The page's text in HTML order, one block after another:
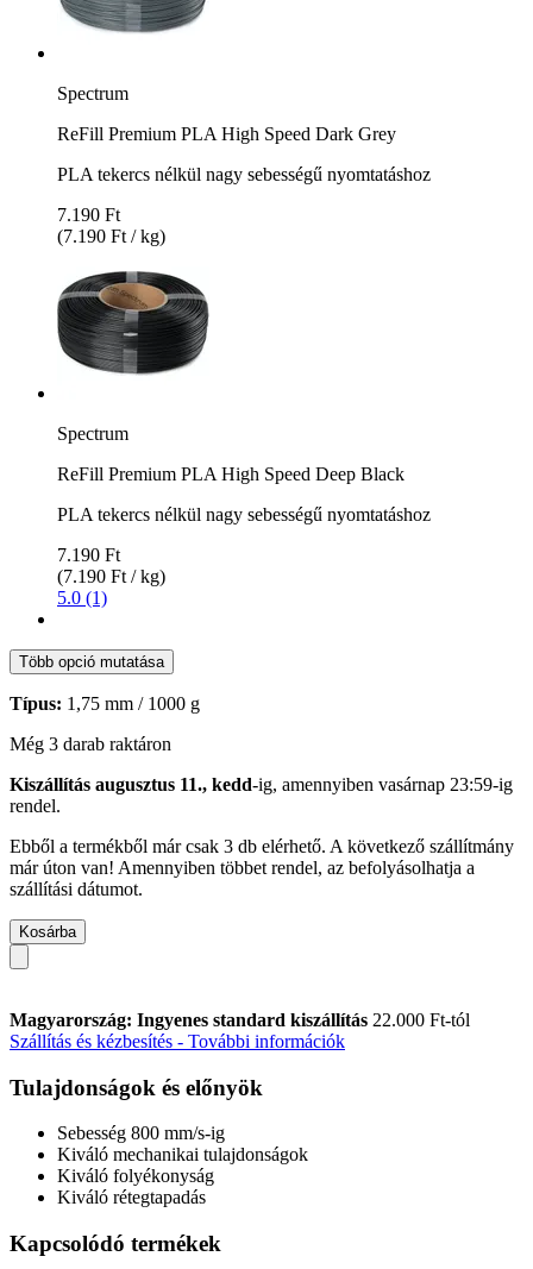
Spectrum
ReFill Premium PLA High Speed Dark Grey
PLA tekercs nélkül nagy sebességű nyomtatáshoz
7.190 Ft
(7.190 Ft / kg)
Spectrum
ReFill Premium PLA High Speed Deep Black
PLA tekercs nélkül nagy sebességű nyomtatáshoz
7.190 Ft
(7.190 Ft / kg)
5.0 (1)
Több opció mutatása
Típus: 1,75 mm / 1000 g
Még 3 darab raktáron
Kiszállítás augusztus 11., kedd-ig, amennyiben vasárnap 23:59-ig
rendel.
Ebből a termékből már csak 3 db elérhető. A következő szállítmány
már úton van! Amennyiben többet rendel, az befolyásolhatja a
szállítási dátumot.
Kosárba
Magyarország: Ingyenes standard kiszállítás 22.000 Ft-tól
Szállítás és kézbesítés - További információk
Tulajdonságok és előnyök
Sebesség 800 mm/s-ig
Kiváló mechanikai tulajdonságok
Kiváló folyékonyság
Kiváló rétegtapadás
Kapcsolódó termékek